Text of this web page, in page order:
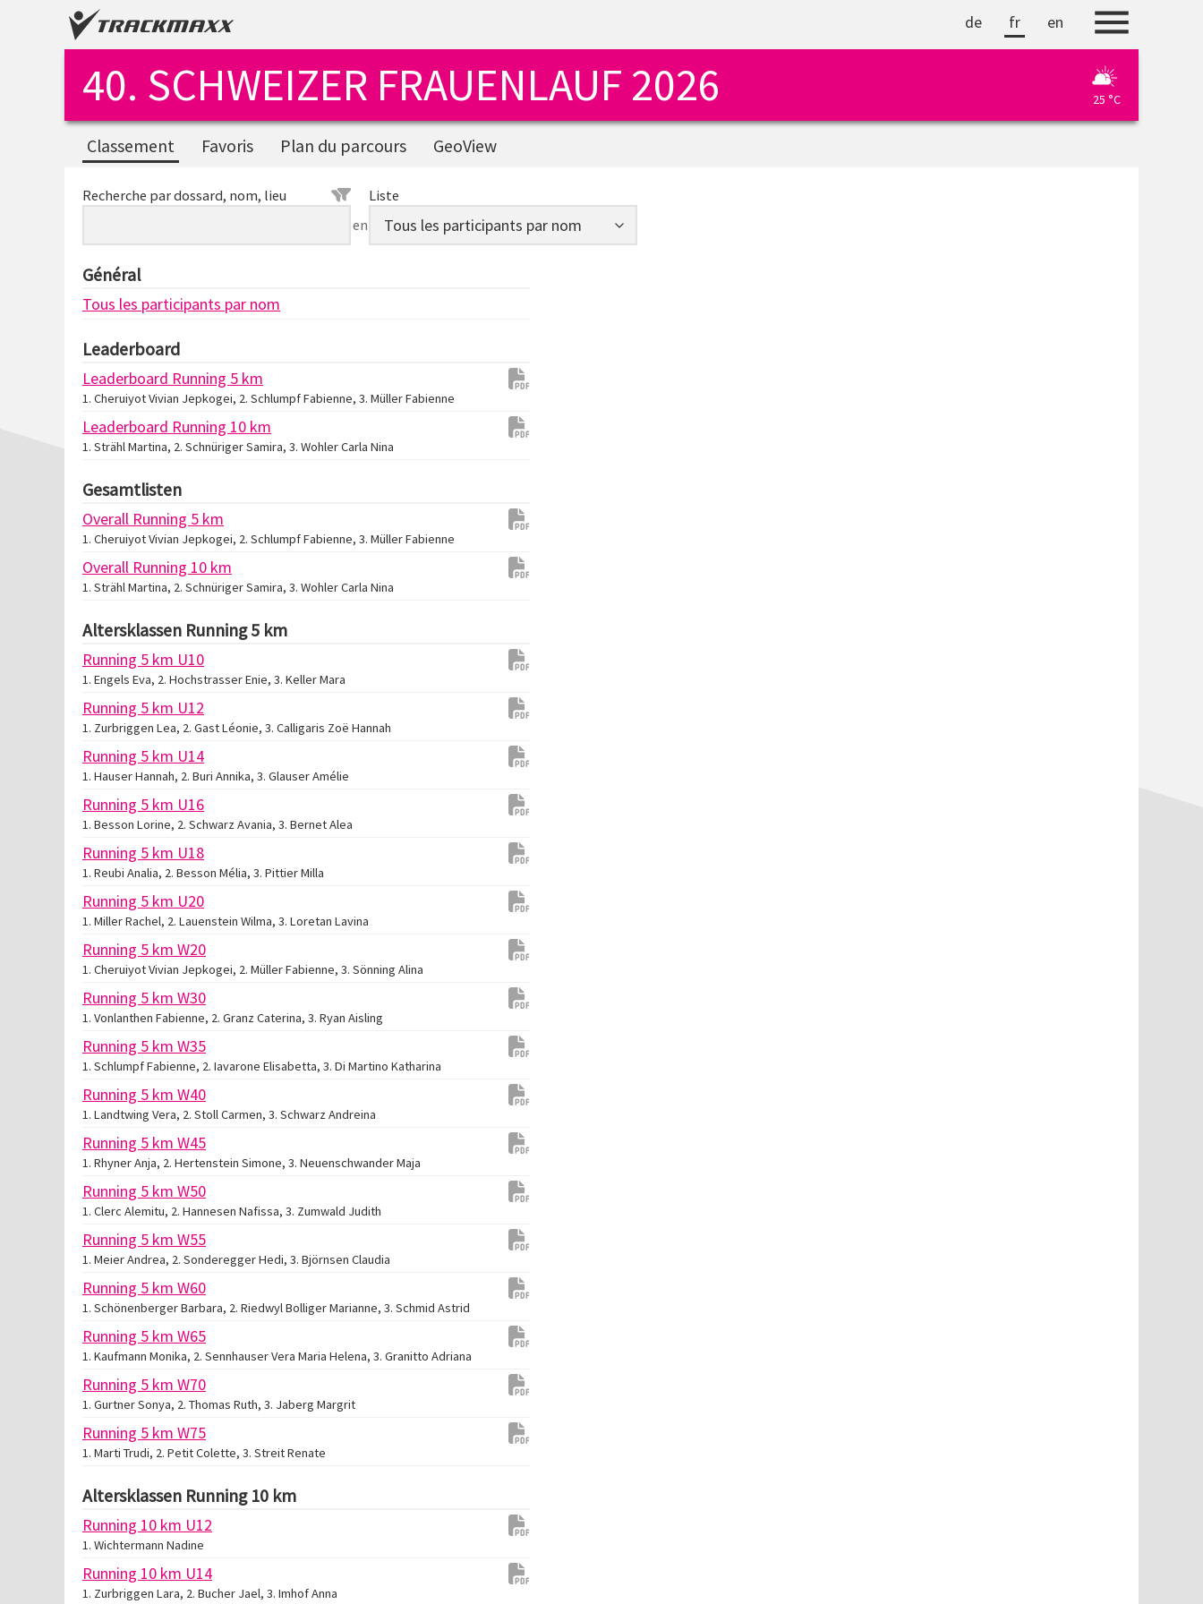
de fr en
40. SCHWEIZER FRAUENLAUF 2026 25 °C
Classement Favoris Plan du parcours GeoView
Recherche par dossard, nom, lieu
en
Liste
Général
Tous les participants par nom
Leaderboard
Leaderboard Running 5 km
1. Cheruiyot Vivian Jepkogei, 2. Schlumpf Fabienne, 3. Müller Fabienne
Leaderboard Running 10 km
1. Strähl Martina, 2. Schnüriger Samira, 3. Wohler Carla Nina
Gesamtlisten
Overall Running 5 km
1. Cheruiyot Vivian Jepkogei, 2. Schlumpf Fabienne, 3. Müller Fabienne
Overall Running 10 km
1. Strähl Martina, 2. Schnüriger Samira, 3. Wohler Carla Nina
Altersklassen Running 5 km
Running 5 km U10
1. Engels Eva, 2. Hochstrasser Enie, 3. Keller Mara
Running 5 km U12
1. Zurbriggen Lea, 2. Gast Léonie, 3. Calligaris Zoë Hannah
Running 5 km U14
1. Hauser Hannah, 2. Buri Annika, 3. Glauser Amélie
Running 5 km U16
1. Besson Lorine, 2. Schwarz Avania, 3. Bernet Alea
Running 5 km U18
1. Reubi Analia, 2. Besson Mélia, 3. Pittier Milla
Running 5 km U20
1. Miller Rachel, 2. Lauenstein Wilma, 3. Loretan Lavina
Running 5 km W20
1. Cheruiyot Vivian Jepkogei, 2. Müller Fabienne, 3. Sönning Alina
Running 5 km W30
1. Vonlanthen Fabienne, 2. Granz Caterina, 3. Ryan Aisling
Running 5 km W35
1. Schlumpf Fabienne, 2. Iavarone Elisabetta, 3. Di Martino Katharina
Running 5 km W40
1. Landtwing Vera, 2. Stoll Carmen, 3. Schwarz Andreina
Running 5 km W45
1. Rhyner Anja, 2. Hertenstein Simone, 3. Neuenschwander Maja
Running 5 km W50
1. Clerc Alemitu, 2. Hannesen Nafissa, 3. Zumwald Judith
Running 5 km W55
1. Meier Andrea, 2. Sonderegger Hedi, 3. Björnsen Claudia
Running 5 km W60
1. Schönenberger Barbara, 2. Riedwyl Bolliger Marianne, 3. Schmid Astrid
Running 5 km W65
1. Kaufmann Monika, 2. Sennhauser Vera Maria Helena, 3. Granitto Adriana
Running 5 km W70
1. Gurtner Sonya, 2. Thomas Ruth, 3. Jaberg Margrit
Running 5 km W75
1. Marti Trudi, 2. Petit Colette, 3. Streit Renate
Altersklassen Running 10 km
Running 10 km U12
1. Wichtermann Nadine
Running 10 km U14
1. Zurbriggen Lara, 2. Bucher Jael, 3. Imhof Anna